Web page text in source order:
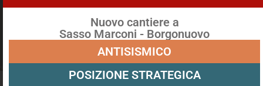
Nuovo cantiere a
Sasso Marconi - Borgonuovo
ANTISISMICO
POSIZIONE STRATEGICA